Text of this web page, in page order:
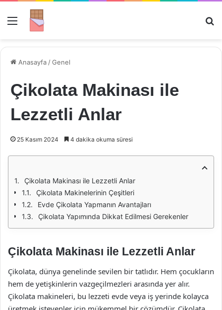
Menü
Anasayfa /Genel
Çikolata Makinası ile
Lezzetli Anlar
25 Kasım 2024 4 dakika okuma süresi
Çikolata Makinası ile Lezzetli Anlar
Çikolata Makinelerinin Çeşitleri
Evde Çikolata Yapmanın Avantajları
Çikolata Yapımında Dikkat Edilmesi Gerekenler
Çikolata Makinası ile Lezzetli Anlar
Çikolata, dünya genelinde sevilen bir tatlıdır. Hem çocukların
hem de yetişkinlerin vazgeçilmezleri arasında yer alır.
Çikolata makineleri, bu lezzeti evde veya iş yerinde kolayca